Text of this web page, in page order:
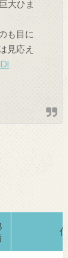
大ひま
も目に
見応え